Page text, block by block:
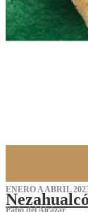
ENERO A ABRIL